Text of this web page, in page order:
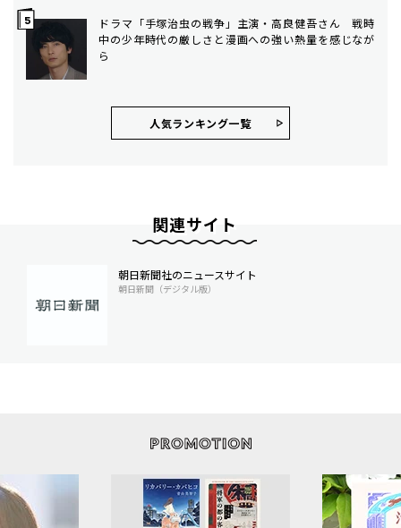
ドラマ「手塚治虫の戦争」主演・高良健吾さん 戦時
中の少年時代の厳しさと漫画への強い熱量を感じなが
ら
人気ランキング⼀覧
関連サイト
朝日新聞社のニュースサイト
朝日新聞（デジタル版）